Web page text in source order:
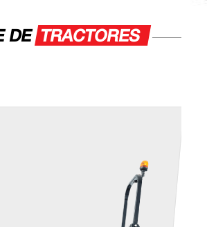
DE TRACTORES